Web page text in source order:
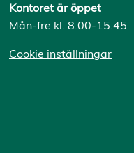
Kontoret är öppet
Mån-fre kl. 8.00-15.45
Cookie inställningar